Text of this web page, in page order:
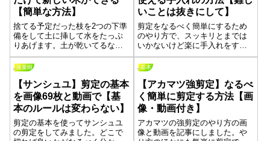
ださい。見ていただいた方のお
力になれたら嬉しいです。
てみました。
【簡単な方法】
捨てる予定だった枝を2つの下準
備をして土に挿して水をたっぷ
りあげます。土が乾いてるなぁ
と感じたら、また水をたっぷり
あげることを繰り返すだけで新
しい芽が出ました。樹種は、ニ
シキギ・イチョウ・ツバキ・オ
オデマリの4種類の画像がありま
すので参考になれたら嬉しいで
す。
いことは抜きにして】
剪定をなるべく簡単にするため
のやり方で、スッキリとまでは
いかないけど楽に手入れをする
ための方法です。細かい枝を見
つけてその先の長い枝を無くし
ていき、輪郭を揃える場合は枝
先を少し切るイメージです。剪
定をする手順などを箇条書きと
画像でまとめました。動画も貼
ったのでご参考になれば幸いで
す。
落葉樹
【サンシュユ】剪定の基本
を画像69枚と動画で【基
本のルールは変わらない】
剪定の基本を使ってサンシュユ
の剪定をしてみました。どこで
基本
【アカマツ強剪定】なるべ
く簡単に剪定する方法【画
像・動画付き】
アカマツの強剪定のやり方の画
像と動画を記事にしました。や